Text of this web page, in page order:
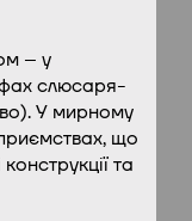
– у
слюсаря-
У мирному
що
та